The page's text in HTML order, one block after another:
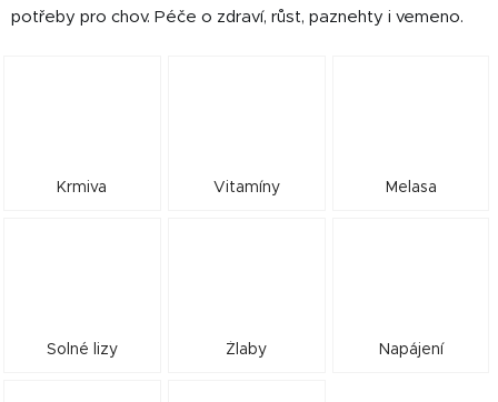
potřeby pro chov. Péče o zdraví, růst, paznehty i vemeno.
Krmiva Vitamíny Melasa
Solné lizy Žlaby Napájení